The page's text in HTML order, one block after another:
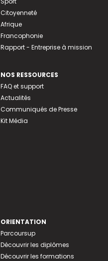
Citoyenneté
Afrique
Francophonie
Rapport - Entreprise à mission
NOS RESSOURCES
FAQ et support
Actualités
Communiqués de Presse
Kit Média
ORIENTATION
Parcoursup
Découvrir les diplômes
Découvrir les formations